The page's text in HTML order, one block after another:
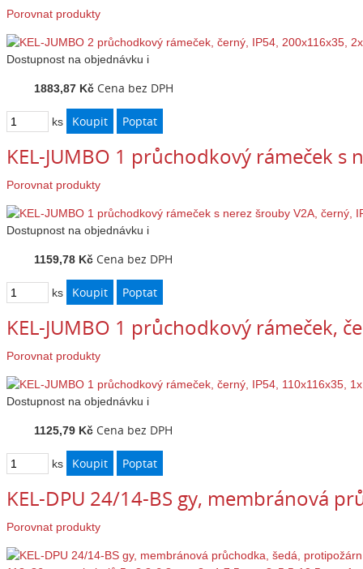
Porovnat produkty
Dostupnost na objednávku i
1883,87 Kč Cena bez DPH
ks
KEL-JUMBO 1 průchodkový rámeček s
Porovnat produkty
Dostupnost na objednávku i
1159,78 Kč Cena bez DPH
ks
KEL-JUMBO 1 průchodkový rámeček,
Porovnat produkty
Dostupnost na objednávku i
1125,79 Kč Cena bez DPH
ks
KEL-DPU 24/14-BS gy, membránová
Porovnat produkty